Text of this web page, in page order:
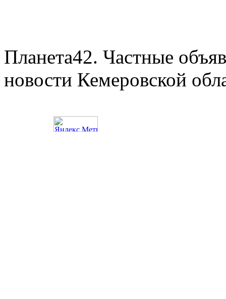
Планета42. Частные
новости Кемеровской